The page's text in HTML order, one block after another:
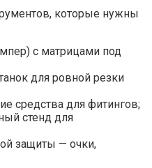
которые нужны
с матрицами под
для ровной резки
средства для фитингов;
стенд для
защиты — очки,